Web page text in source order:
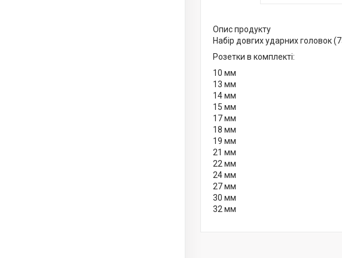
Опис продукту
Набір довгих ударних головок
Розетки в комплекті:
10 мм
13 мм
14 мм
15 мм
17 мм
18 мм
19 мм
21 мм
22 мм
24 мм
27 мм
30 мм
32 мм